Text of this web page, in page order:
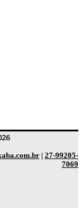
| 27-99205-
7069